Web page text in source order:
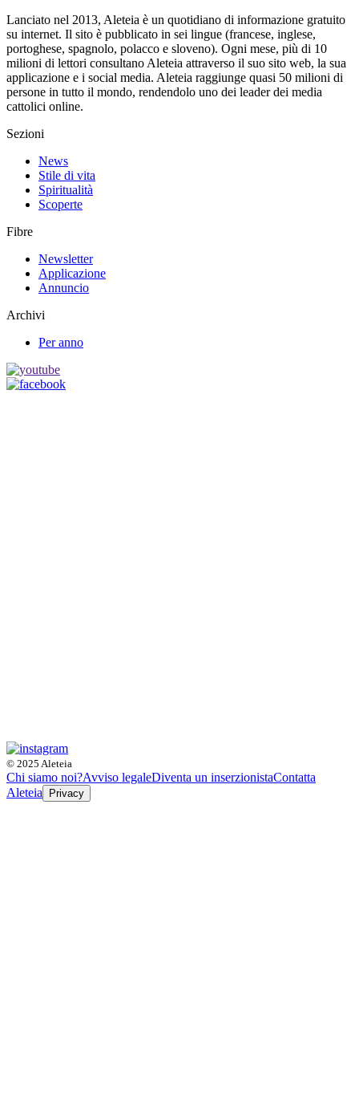
Lanciato nel 2013, Aleteia è un quotidiano di informazione gratuito
su internet. Il sito è pubblicato in sei lingue (francese, inglese,
portoghese, spagnolo, polacco e sloveno). Ogni mese, più di 10
milioni di lettori consultano Aleteia attraverso il suo sito web, la sua
applicazione e i social media. Aleteia raggiunge quasi 50 milioni di
persone in tutto il mondo, rendendolo uno dei leader dei media
cattolici online.
Sezioni
News
Stile di vita
Spiritualità
Scoperte
Fibre
Newsletter
Applicazione
Annuncio
Archivi
Per anno
© 2025 Aleteia
Chi siamo noi?Avviso legaleDiventa un inserzionistaContatta
Aleteia
Privacy